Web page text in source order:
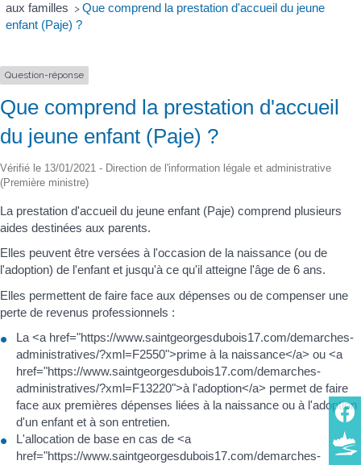
aux familles > Que comprend la prestation d'accueil du jeune
enfant (Paje) ?
Question-réponse
Que comprend la prestation d'accueil
du jeune enfant (Paje) ?
Vérifié le 13/01/2021 - Direction de l'information légale et administrative
(Première ministre)
La prestation d'accueil du jeune enfant (Paje) comprend plusieurs
aides destinées aux parents.
Elles peuvent être versées à l'occasion de la naissance (ou de
l'adoption) de l'enfant et jusqu'à ce qu'il atteigne l'âge de 6 ans.
Elles permettent de faire face aux dépenses ou de compenser une
perte de revenus professionnels :
La <a href="https://www.saintgeorgesdubois17.com/demarches-
administratives/?xml=F2550">prime à la naissance</a> ou <a
href="https://www.saintgeorgesdubois17.com/demarches-
administratives/?xml=F13220">à l'adoption</a> permet de faire
face aux premières dépenses liées à la naissance ou à l'adoption
d'un enfant et à son entretien.
L'allocation de base en cas de <a
href="https://www.saintgeorgesdubois17.com/demarches-